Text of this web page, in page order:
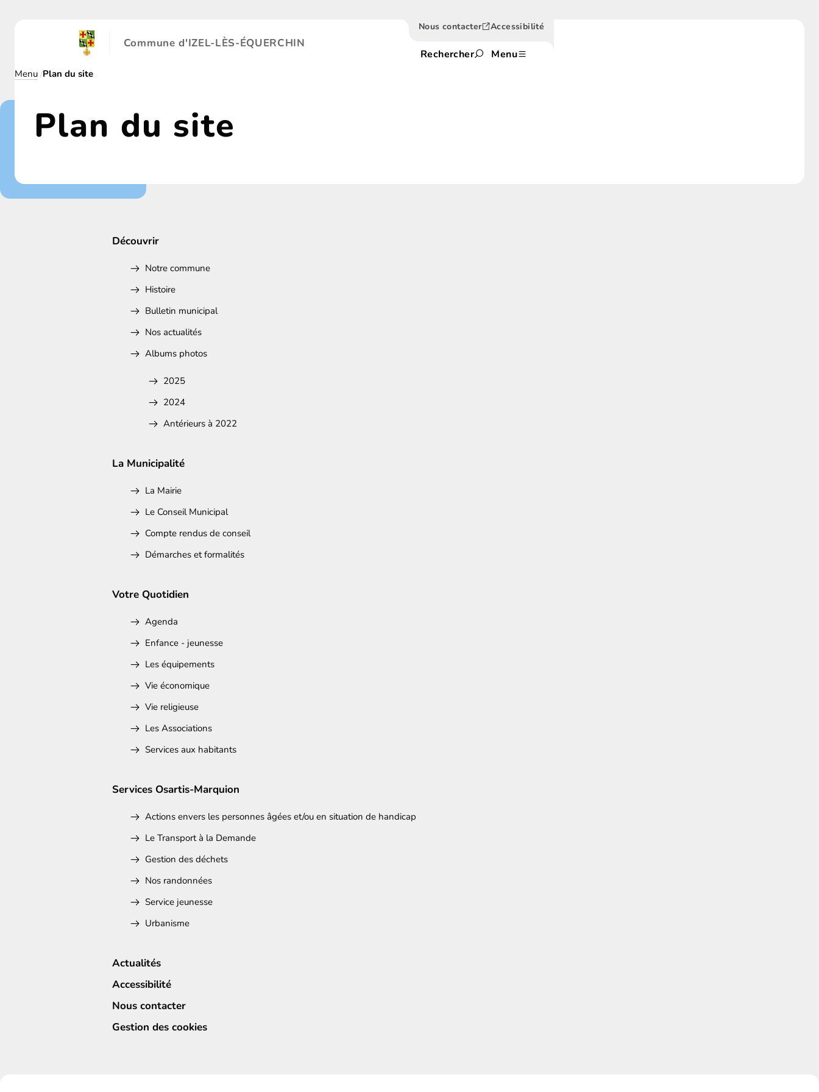
Commune d'IZEL-LÈS-ÉQUERCHIN
Nous contacter Accessibilité
Rechercher Menu
Menu /Plan du site
Plan du site
Découvrir
Notre commune
Histoire
Bulletin municipal
Nos actualités
Albums photos
2025
2024
Antérieurs à 2022
La Municipalité
La Mairie
Le Conseil Municipal
Compte rendus de conseil
Démarches et formalités
Votre Quotidien
Agenda
Enfance - jeunesse
Les équipements
Vie économique
Vie religieuse
Les Associations
Services aux habitants
Services Osartis-Marquion
Actions envers les personnes âgées et/ou en situation de handicap
Le Transport à la Demande
Gestion des déchets
Nos randonnées
Service jeunesse
Urbanisme
Actualités
Accessibilité
Nous contacter
Gestion des cookies